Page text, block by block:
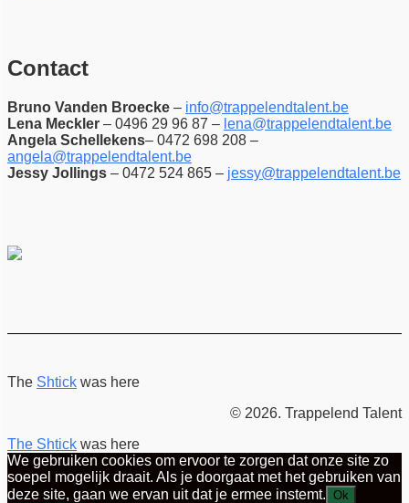
Contact
Bruno Vanden Broecke – info@trappelendtalent.be
Lena Meckler – 0496 29 96 87 – lena@trappelendtalent.be
Angela Schellekens– 0472 698 208 –
angela@trappelendtalent.be
Jessy Jollings – 0472 524 865 – jessy@trappelendtalent.be
The Shtick was here
© 2026. Trappelend Talent
The Shtick was here
We gebruiken cookies om ervoor te zorgen dat onze site zo
soepel mogelijk draait. Als je doorgaat met het gebruiken van
deze site, gaan we ervan uit dat je ermee instemt. Ok